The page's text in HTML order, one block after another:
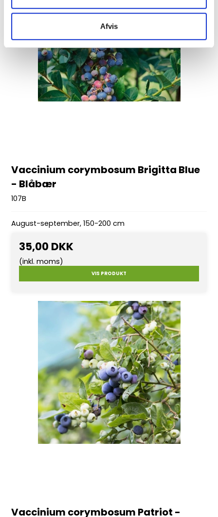
Afvis
Vaccinium corymbosum Brigitta Blue
- Blåbær
107B
August-september, 150-200 cm
35,00 DKK
(inkl. moms)
VIS PRODUKT
Vaccinium corymbosum Patriot -